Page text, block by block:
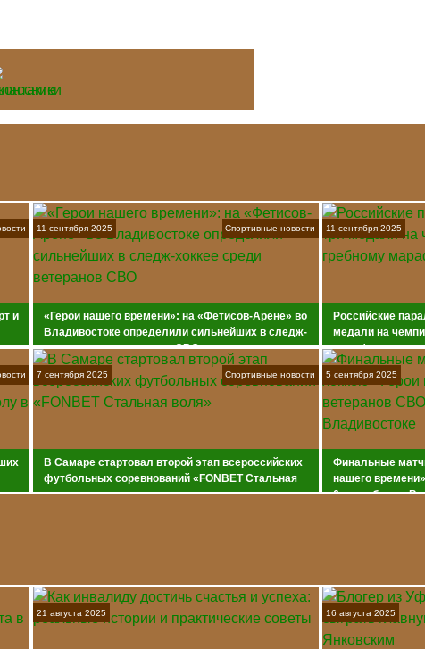
и
11 сентября 2025
«Герои нашего времени»: на «Фетисов-Арене» во
Владивостоке определили сильнейших в следж-
хоккее среди ветеранов СВО
Спортивные новости 11 сентября 2025
Российские
медали на
марафону
7 сентября 2025
В Самаре стартовал второй этап всероссийских
футбольных соревнований «FONBET Стальная
воля»
Спортивные новости 5 сентября 2025
Финальные
нашего
6 сентября во
21 августа 2025 16 августа 2025